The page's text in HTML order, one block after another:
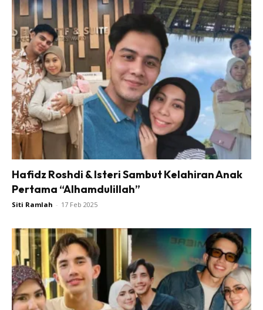
Hafidz Roshdi & Isteri Sambut Kelahiran Anak
Pertama “Alhamdulillah”
Siti Ramlah - 17 Feb 2025